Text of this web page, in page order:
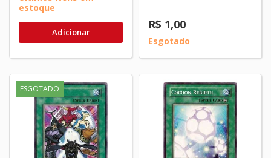
estoque
Adicionar
R$ 1,00
Esgotado
ESGOTADO